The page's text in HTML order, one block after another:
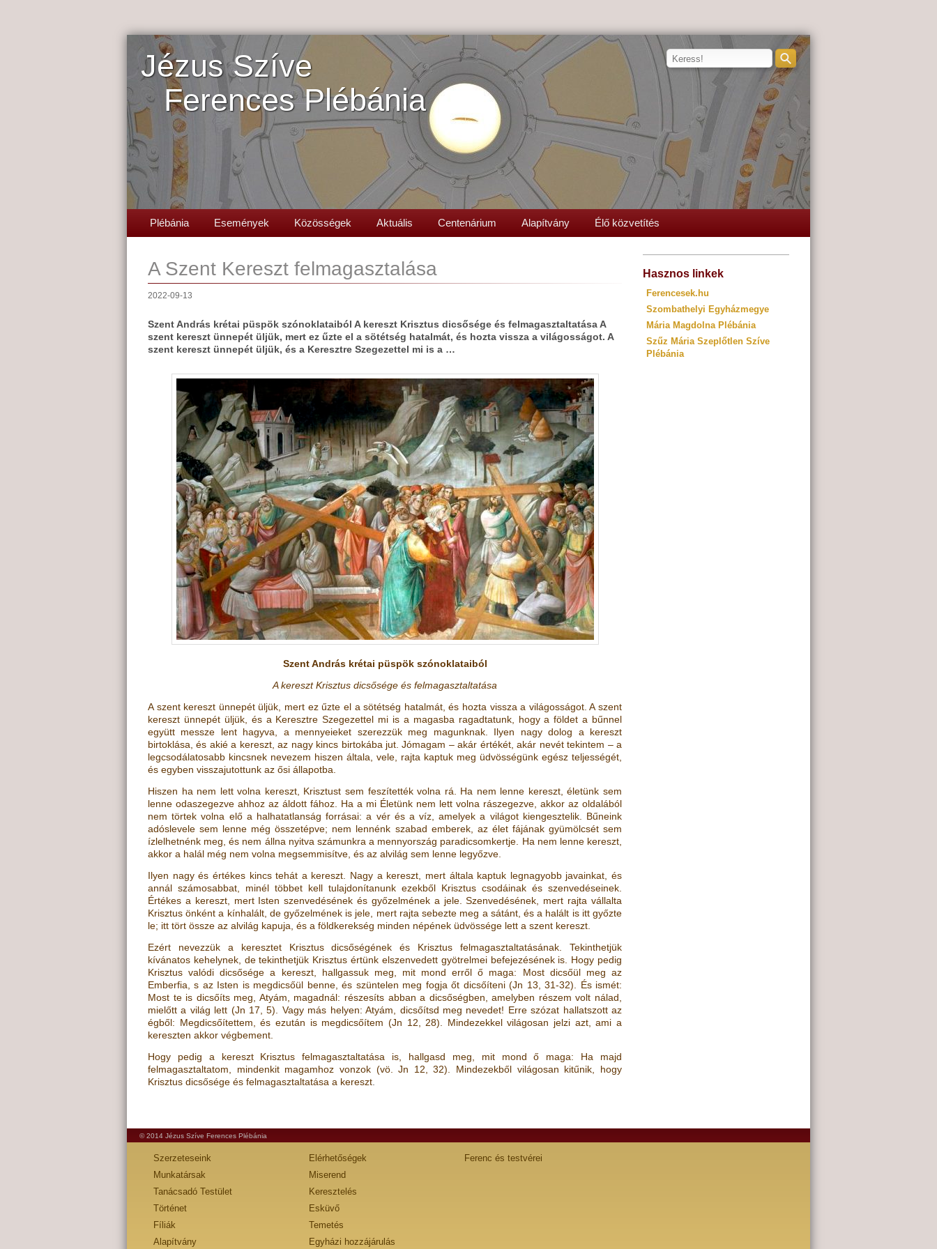
Jézus Szíve
Ferences Plébánia
Plébánia Események Közösségek Aktuális Centenárium Alapítvány Élő közvetítés
A Szent Kereszt felmagasztalása
2022-09-13
Szent András krétai püspök szónoklataiból A kereszt Krisztus dicsősége és felmagasztaltatása A
szent kereszt ünnepét üljük, mert ez űzte el a sötétség hatalmát, és hozta vissza a világosságot. A
szent kereszt ünnepét üljük, és a Keresztre Szegezettel mi is a …
Szent András krétai püspök szónoklataiból
A kereszt Krisztus dicsősége és felmagasztaltatása
A szent kereszt ünnepét üljük, mert ez űzte el a sötétség hatalmát, és hozta vissza a világosságot. A szent
kereszt ünnepét üljük, és a Keresztre Szegezettel mi is a magasba ragadtatunk, hogy a földet a bűnnel
együtt messze lent hagyva, a mennyeieket szerezzük meg magunknak. Ilyen nagy dolog a kereszt
birtoklása, és akié a kereszt, az nagy kincs birtokába jut. Jómagam – akár értékét, akár nevét tekintem – a
legcsodálatosabb kincsnek nevezem hiszen általa, vele, rajta kaptuk meg üdvösségünk egész teljességét,
és egyben visszajutottunk az ősi állapotba.
Hiszen ha nem lett volna kereszt, Krisztust sem feszítették volna rá. Ha nem lenne kereszt, életünk sem
lenne odaszegezve ahhoz az áldott fához. Ha a mi Életünk nem lett volna rászegezve, akkor az oldalából
nem törtek volna elő a halhatatlanság forrásai: a vér és a víz, amelyek a világot kiengesztelik. Bűneink
adóslevele sem lenne még összetépve; nem lennénk szabad emberek, az élet fájának gyümölcsét sem
ízlelhetnénk meg, és nem állna nyitva számunkra a mennyország paradicsomkertje. Ha nem lenne kereszt,
akkor a halál még nem volna megsemmisítve, és az alvilág sem lenne legyőzve.
Ilyen nagy és értékes kincs tehát a kereszt. Nagy a kereszt, mert általa kaptuk legnagyobb javainkat, és
annál számosabbat, minél többet kell tulajdonítanunk ezekből Krisztus csodáinak és szenvedéseinek.
Értékes a kereszt, mert Isten szenvedésének és győzelmének a jele. Szenvedésének, mert rajta vállalta
Krisztus önként a kínhalált, de győzelmének is jele, mert rajta sebezte meg a sátánt, és a halált is itt győzte
le; itt tört össze az alvilág kapuja, és a földkerekség minden népének üdvössége lett a szent kereszt.
Ezért nevezzük a keresztet Krisztus dicsőségének és Krisztus felmagasztaltatásának. Tekinthetjük
kívánatos kehelynek, de tekinthetjük Krisztus értünk elszenvedett gyötrelmei befejezésének is. Hogy pedig
Krisztus valódi dicsősége a kereszt, hallgassuk meg, mit mond erről ő maga: Most dicsőül meg az
Emberfia, s az Isten is megdicsőül benne, és szüntelen meg fogja őt dicsőíteni(Jn 13, 31-32) . És ismét:
Most te is dicsőíts meg, Atyám, magadnál: részesíts abban a dicsőségben, amelyben részem volt nálad,
mielőtt a világ lett (Jn 17, 5) . Vagy más helyen: Atyám, dicsőítsd meg nevedet! Erre szózat hallatszott az
égből: Megdicsőítettem, és ezután is megdicsőítem (Jn 12, 28) . Mindezekkel világosan jelzi azt, ami a
kereszten akkor végbement.
Hogy pedig a kereszt Krisztus felmagasztaltatása is, hallgasd meg, mit mond ő maga: Ha majd
felmagasztaltatom, mindenkit magamhoz vonzok (vö.Jn 12, 32) . Mindezekből világosan kitűnik, hogy
Krisztus dicsősége és felmagasztaltatása a kereszt
Hasznos linkek
Ferencesek.hu
Szombathelyi Egyházmegye
Mária Magdolna Plébánia
Szűz Mária Szeplőtlen Szíve
Plébánia
© 2014 Jézus Szíve Ferences Plébánia
Szerzeteseink
Munkatársak
Tanácsadó Testület
Történet
Fíliák
Alapítvány
Elérhetőségek
Miserend
Keresztelés
Esküvő
Temetés
Egyházi hozzájárulás
Ferenc és testvérei